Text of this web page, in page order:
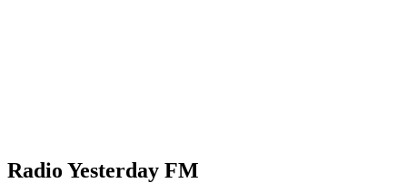
Radio Yesterday FM